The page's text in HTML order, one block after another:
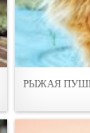
РЫЖАЯ